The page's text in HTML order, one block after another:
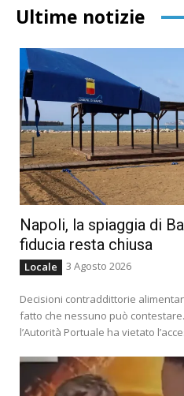
Ultime notizie
Napoli, la spiaggia di
fiducia resta chiusa
Locale 3 Agosto 2026
Decisioni contraddittorie
fatto che nessuno può
l’Autorità Portuale ha vietato